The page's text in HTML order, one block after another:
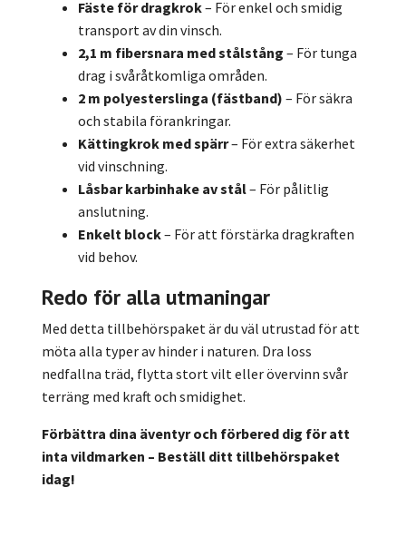
Fäste för dragkrok– För enkel och smidig
transport av din vinsch.
2,1 m fibersnara med stålstång – För tunga
drag i svåråtkomliga områden.
2 m polyesterslinga (fästband) – För säkra
och stabila förankringar.
Kättingkrok med spärr– För extra säkerhet
vid vinschning.
Låsbar karbinhake av stål– För pålitlig
anslutning.
Enkelt block– För att förstärka dragkraften
vid behov.
Redo för alla utmaningar
Med detta tillbehörspaket är du väl utrustad för att
möta alla typer av hinder i naturen. Dra loss
nedfallna träd, flytta stort vilt eller övervinn svår
terräng med kraft och smidighet.
Förbättra dina äventyr och förbered dig för att
inta vildmarken – Beställ ditt tillbehörspaket
idag!